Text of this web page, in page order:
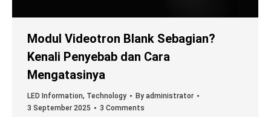
Modul Videotron Blank Sebagian?
Kenali Penyebab dan Cara
Mengatasinya
LED Information, Technology By administrator
3 September 2025
3 Comments